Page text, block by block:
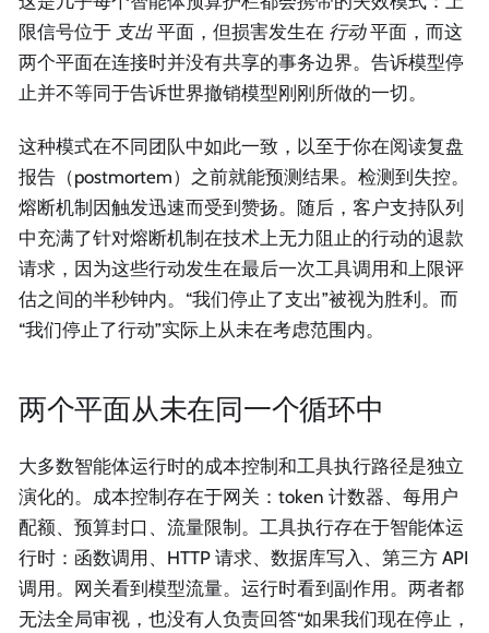
限信号位于 支出 平面，但损害发生在 行动平面，而这
两个平面在连接时并没有共享的事务边界。告诉模型停
止并不等同于告诉世界撤销模型刚刚所做的一切。
这种模式在不同团队中如此一致，以至于你在阅读复盘
报告（postmortem）之前就能预测结果。检测到失控。
熔断机制因触发迅速而受到赞扬。随后，客户支持队列
中充满了针对熔断机制在技术上无力阻止的行动的退款
请求，因为这些行动发生在最后一次工具调用和上限评
估之间的半秒钟内。“我们停止了支出”被视为胜利。而
“我们停止了行动”实际上从未在考虑范围内。
两个平面从未在同一个循环中
大多数智能体运行时的成本控制和工具执行路径是独立
演化的。成本控制存在于网关：token 计数器、每用户
配额、预算封口、流量限制。工具执行存在于智能体运
行时：函数调用、HTTP 请求、数据库写入、第三方 API
调用。网关看到模型流量。运行时看到副作用。两者都
无法全局审视，也没有人负责回答“如果我们现在停止，